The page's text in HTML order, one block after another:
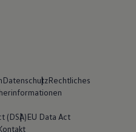
DatenschutzRechtliches
(DSA)EU Data Act